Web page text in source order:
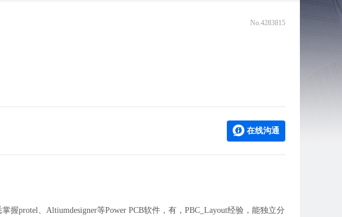
No.4283815
在线沟通
protel、Altiumdesigner等Power PCB软件，有，PBC_Layout经验，能独立分